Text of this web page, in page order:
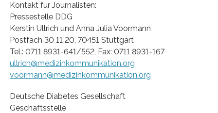
Kontakt für Journalisten:
Pressestelle DDG
Kerstin Ullrich und Anna Julia Voormann
Postfach 30 11 20, 70451 Stuttgart
Tel.: 0711 8931-641/552, Fax: 0711 8931-167
ullrich@medizinkommunikation.org
voormann@medizinkommunikation.org
Deutsche Diabetes Gesellschaft
Geschäftsstelle